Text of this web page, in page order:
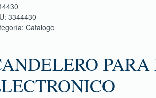
3344430
Catalogo
PARA